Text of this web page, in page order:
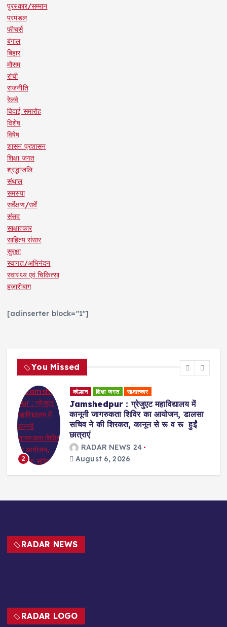
पुरस्कार/सम्मान
प्रमंडल
फीचर्स
बंगाल
बिहार
मौसम
रांची
राजनीति
रेलवे
विदाई समारोह
विशेष
विषेष
शासन प्रशासन
शिक्षा जगत
श्रद्धांजलि
संथाल
समस्या
सर्वेक्षण/सर्वे
संसद
साक्षात्कार
साहित्य संसार
सुरक्षा
स्वागत/अभिनंदन
स्वास्थ्य एवं चिकित्सा
हज़ारीबाग
[adinserter block="1"]
You Missed
2
कोल्हान शिक्षा जगत साक्षात्कार
Jamshedpur : ग्रेजुएट महाविद्यालय में
कानूनी जागरुकता शिविर का आयोजन, डालसा
सचिव ने की शिरकत, कानून से रू व रू हुईं
छात्राएं
RADAR NEWS 24
August 6, 2026
RADAR NEWS
RADAR LOGO